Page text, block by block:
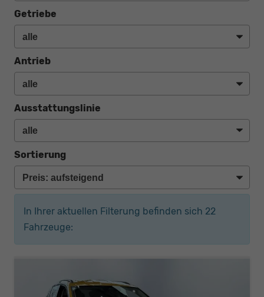
Getriebe
Antrieb
Ausstattungslinie
Sortierung
In Ihrer aktuellen Filterung befinden sich 22
Fahrzeuge: